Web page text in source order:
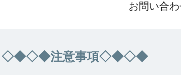
お問い合
◇◆◇◆注意事項◇◆◇◆